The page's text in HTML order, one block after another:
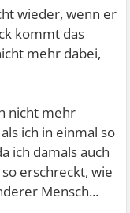
wieder, wenn er
kommt das
mehr dabei,
nicht mehr
ich in einmal so
ich damals auch
erschreckt, wie
Mensch...